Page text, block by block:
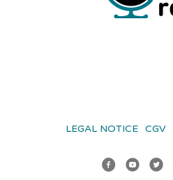
LEGAL NOTICE CGV